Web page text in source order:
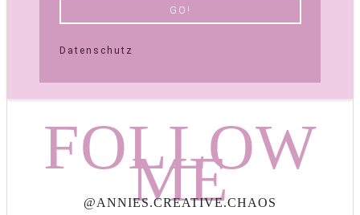
Datenschutz
FOLLOW
ME
@ANNIES.CREATIVE.CHAOS